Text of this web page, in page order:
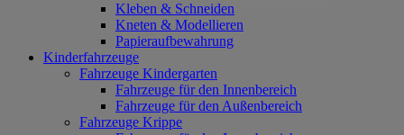
Kleben & Schneiden
Kneten & Modellieren
Papieraufbewahrung
Kinderfahrzeuge
Fahrzeuge Kindergarten
Fahrzeuge für den Innenbereich
Fahrzeuge für den Außenbereich
Fahrzeuge Krippe